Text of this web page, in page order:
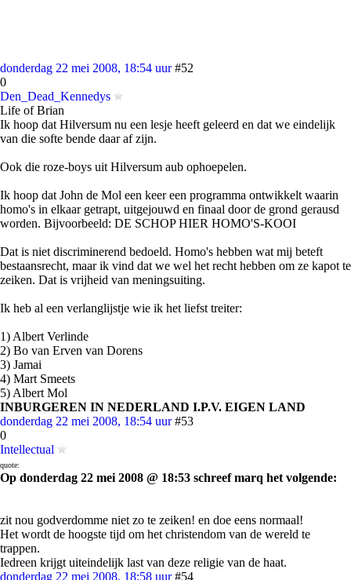
donderdag 22 mei 2008, 18:54 uur #52
0
Den_Dead_Kennedys
Life of Brian
Ik hoop dat Hilversum nu een lesje heeft geleerd en dat we eindelijk
van die softe bende daar af zijn.
Ook die roze-boys uit Hilversum aub ophoepelen.
Ik hoop dat John de Mol een keer een programma ontwikkelt waarin
homo's in elkaar getrapt, uitgejouwd en finaal door de grond gerausd
worden. Bijvoorbeeld: DE SCHOP HIER HOMO'S-KOOI
Dat is niet discriminerend bedoeld. Homo's hebben wat mij beteft
bestaansrecht, maar ik vind dat we wel het recht hebben om ze kapot te
zeiken. Dat is vrijheid van meningsuiting.
Ik heb al een verlanglijstje wie ik het liefst treiter:
1) Albert Verlinde
2) Bo van Erven van Dorens
3) Jamai
4) Mart Smeets
5) Albert Mol
INBURGEREN IN NEDERLAND I.P.V. EIGEN LAND
donderdag 22 mei 2008, 18:54 uur #53
0
Intellectual
quote:
Op donderdag 22 mei 2008 @ 18:53 schreef marq het volgende:
zit nou godverdomme niet zo te zeiken! en doe eens normaal!
Het wordt de hoogste tijd om het christendom van de wereld te
trappen.
Iedreen krijgt uiteindelijk last van deze religie van de haat.
donderdag 22 mei 2008, 18:58 uur #54